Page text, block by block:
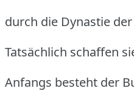
durch die Dynastie
Tatsächlich schaffen
Anfangs besteht der